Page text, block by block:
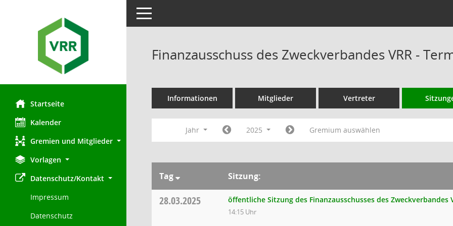
Startseite
Kalender
Gremien und Mitglieder
Vorlagen
Datenschutz/Kontakt
Impressum
Datenschutz
Toggle navigation
Finanzausschuss des Zweckverbandes VRR -
Informationen Mitglieder Vertreter
Jahr 2025 Gremium auswählen
Tag Sitzung:
28.03.2025 öffentliche Sitzung des Finanzausschusses des Zweckverbandes
14:15 Uhr